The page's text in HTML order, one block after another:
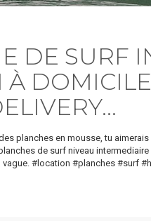
DE SURF
À
planches en mousse, tu
de surf niveau
#location #planches #surf